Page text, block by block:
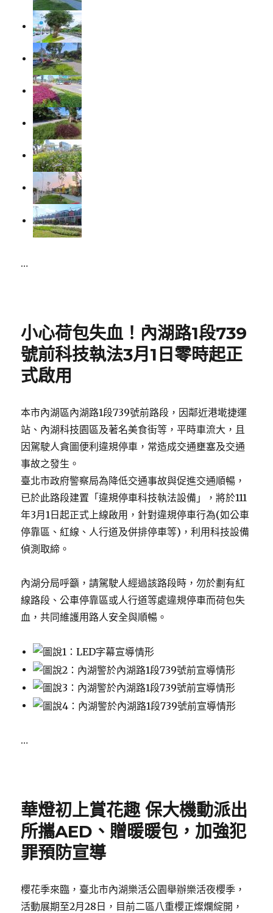
…
小心荷包失血！內湖路1段739
號前科技執法3月1日零時起正
式啟用
本市內湖區內湖路1段739號前路段，因鄰近港墘捷運
站、內湖科技園區及著名美食街等，平時車流大，且
因駕駛人貪圖便利違規停車，常造成交通壅塞及交通
事故之發生。
臺北市政府警察局為降低交通事故與促進交通順暢，
已於此路段建置「違規停車科技執法設備」，將於111
年3月1日起正式上線啟用，針對違規停車行為(如公車
停靠區、紅線、人行道及併排停車等)，利用科技設備
偵測取締。
內湖分局呼籲，請駕駛人經過該路段時，勿於劃有紅
線路段、公車停靠區或人行道等處違規停車而荷包失
血，共同維護用路人安全與順暢。
…
華燈初上賞花趣 保大機動派出
所攜AED、贈暖暖包，加強犯
罪預防宣導
櫻花季來臨，臺北市內湖樂活公園舉辦樂活夜櫻季，
活動展期至2月28日，目前二區八重櫻正燦爛綻開，